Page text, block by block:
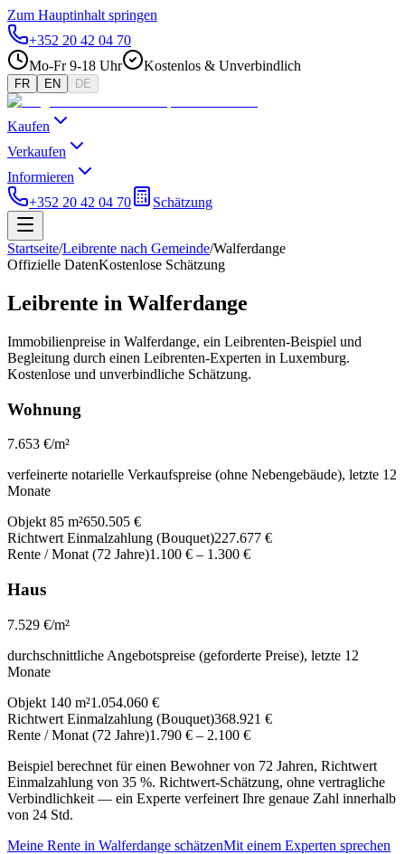
Zum Hauptinhalt springen
+352 20 42 04 70
Mo-Fr 9-18 Uhr
Kostenlos & Unverbindlich
FR EN DE
Kaufen
Verkaufen
Informieren
+352 20 42 04 70
Schätzung
Startseite/Leibrente nach Gemeinde/Walferdange
Offizielle DatenKostenlose Schätzung
Leibrente in Walferdange
Immobilienpreise in Walferdange, ein Leibrenten-Beispiel und
Begleitung durch einen Leibrenten-Experten in Luxemburg.
Kostenlose und unverbindliche Schätzung.
Wohnung
7.653 €/m²
verfeinerte notarielle Verkaufspreise (ohne Nebengebäude), letzte 12
Monate
Objekt 85 m²650.505 €
Richtwert Einmalzahlung (Bouquet)227.677 €
Rente / Monat (72 Jahre)1.100 € – 1.300 €
Haus
7.529 €/m²
durchschnittliche Angebotspreise (geforderte Preise), letzte 12
Monate
Objekt 140 m²1.054.060 €
Richtwert Einmalzahlung (Bouquet)368.921 €
Rente / Monat (72 Jahre)1.790 € – 2.100 €
Beispiel berechnet für einen Bewohner von 72 Jahren, Richtwert
Einmalzahlung von 35 %. Richtwert-Schätzung, ohne vertragliche
Verbindlichkeit — ein Experte verfeinert Ihre genaue Zahl innerhalb
von 24 Std.
Meine Rente in Walferdange schätzenMit einem Experten sprechen